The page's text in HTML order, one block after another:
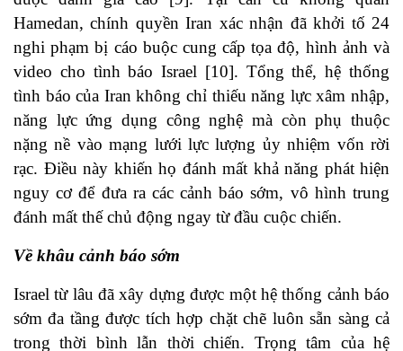
Hamedan, chính quyền Iran xác nhận đã khởi tố 24
nghi phạm bị cáo buộc cung cấp tọa độ, hình ảnh và
video cho tình báo Israel [10]. Tổng thể, hệ thống
tình báo của Iran không chỉ thiếu năng lực xâm nhập,
năng lực ứng dụng công nghệ mà còn phụ thuộc
nặng nề vào mạng lưới lực lượng ủy nhiệm vốn rời
rạc. Điều này khiến họ đánh mất khả năng phát hiện
nguy cơ để đưa ra các cảnh báo sớm, vô hình trung
đánh mất thế chủ động ngay từ đầu cuộc chiến.
Về khâu cảnh báo sớm
Israel từ lâu đã xây dựng được một hệ thống cảnh báo
sớm đa tầng được tích hợp chặt chẽ luôn sẵn sàng cả
trong thời bình lẫn thời chiến. Trọng tâm của hệ